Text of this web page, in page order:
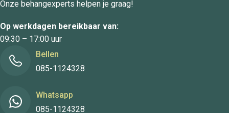
Onze behangexperts helpen je graag!
Op werkdagen bereikbaar van:
09:30 – 17:00 uur
Bellen
085-1124328
Whatsapp
085-1124328